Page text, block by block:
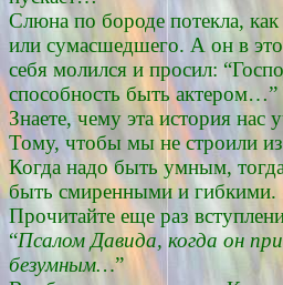
Слюна по бороде потекла, как
или сумасшедшего. А он в
себя молился и просил:
способность быть актером…”
Знаете, чему эта история нас
Тому, чтобы мы не строили
Когда надо быть умным,
быть смиренными и гибкими.
Прочитайте еще раз
“Псалом Давида, когда он
безумным…”